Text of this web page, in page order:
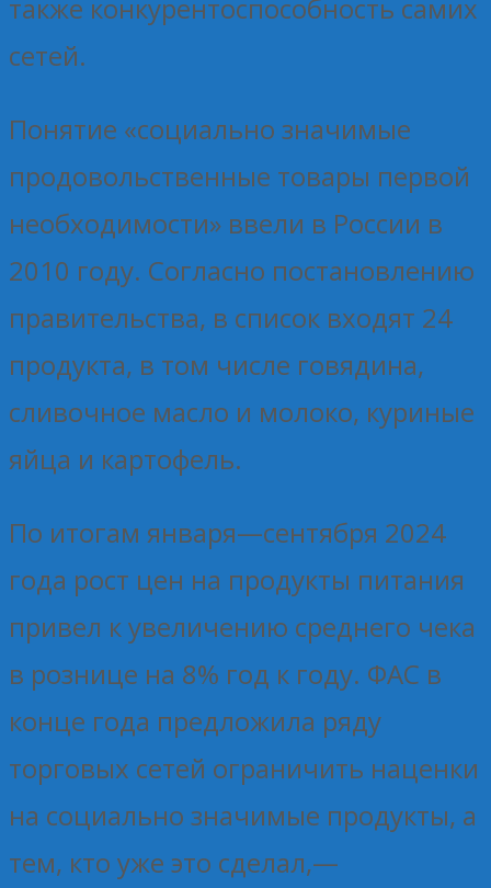
также конкурентоспособность самих
сетей.
Понятие «социально значимые
продовольственные товары первой
необходимости» ввели в России в
2010 году. Согласно постановлению
правительства, в список входят 24
продукта, в том числе говядина,
сливочное масло и молоко, куриные
яйца и картофель.
По итогам января—сентября 2024
года рост цен на продукты питания
привел к увеличению среднего чека
в рознице на 8% год к году. ФАС в
конце года предложила ряду
торговых сетей ограничить наценки
на социально значимые продукты, а
тем, кто уже это сделал,—